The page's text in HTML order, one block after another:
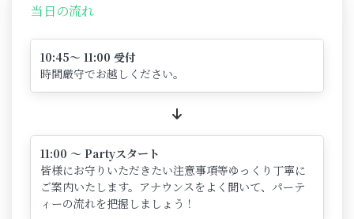
当日の流れ
10:45～ 11:00 受付
時間厳守でお越しください。
11:00 ～ Partyスタート
皆様にお守りいただきたい注意事項等ゆっくり丁寧に
ご案内いたします。アナウンスをよく聞いて、パーテ
ィーの流れを把握しましょう！